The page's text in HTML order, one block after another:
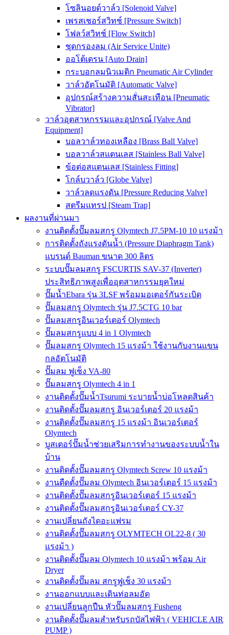
โซลินอยด์วาล์ว [Solenoid Valve]
เพรสเชอร์สวิทช์ [Pressure Switch]
โฟลว์สวิทช์ [Flow Switch]
ชุดกรองลม (Air Service Unite)
ออโต้เดรน [Auto Drain]
กระบอกลมนิวเมติก Pneumatic Air Cylinder
วาล์วอัตโนมัติ [Automatic Valve]
อุปกรณ์สร้างความสั่นสะเทือน [Pneumatic
Vibrator]
วาล์วอุตสาหกรรมและอุปกรณ์ [Valve And
Equipment]
บอลวาล์วทองเหลือง [Brass Ball Valve]
บอลวาล์วสแตนเลส [Stainless Ball Valve]
ข้อต่อสแตนเลส [Stainless Fitting]
โกล์บวาล์ว [Globe Valve]
วาล์วลดแรงดัน [Pressure Reducing Valve]
สตรีมแทรป [Steam Trap]
ผลงานที่ผ่านมา
งานติดตั้งปั๊มลมสกรู Olymtech J7.5PM-10 10 แรงม้า
การติดตั้งถังแรงดันน้ำ (Pressure Diaphragm Tank)
แบรนด์ Bauman ขนาด 300 ลิตร
ระบบปั๊มลมสกรู FSCURTIS SAV-37 (Inverter)
ประสิทธิภาพสูงเพื่ออุตสาหกรรมยุคใหม่
ปั๊มน้ำEbara รุ่น 3LSF พร้อมมอเตอร์กันระเบิด
ปั๊มลมสกรู Olymtech รุ่น J7.5CTG 10 bar
ปั๊มลมสกรูอินเวอร์เตอร์ Olymtech
ปั๊มลมสกรูแบบ 4 in 1 Olymtech
ปั๊มลมสกรู Olymtech 15 แรงม้า ใช้งานกับงานแขน
กลอัตโนมัติ
ปั๊มลม ฟูเช็ง VA-80
ปั๊มลมสกรู Olymtech 4 in 1
งานติดตั้งปั๊มน้ำTsurumi ระบายน้ำบ่อโหลดสินค้า
งานติดตั้งปั๊มลมสกรู อินเวอร์เตอร์ 20 แรงม้า
งานติดตั้งปั๊มลมสกรู 15 แรงม้า อินเวอร์เตอร์
Olymtech
บูสเตอร์ปั๊มน้ำช่วยเสริมการทำงานของระบบน้ำใน
บ้าน
งานติดตั้งปั๊มลมสกรู Olymtech Screw 10 แรงม้า
งานตืดตั้งปั๊มลม Olymtech อินเวอร์เตอร์ 15 แรงม้า
งานติดตั้งปั๊มลมสกรูอินเวอร์เตอร์ 15 แรงม้า
งานติดตั้งปั๊มลมสกรูอินเวอร์เตอร์ CY-37
งานเปลี่ยนถังไดอะแฟรม
งานติดตั้งปั๊มลมสกรู OLYMTECH OL22-8 ( 30
แรงม้า )
งานติดตั้งปั๊มลม Olymtech 10 แรงม้า พร้อม Air
Dryer
งานติดตั้งปั๊มลม สกรูฟูเช็ง 30 แรงม้า
งานออกแบบและเดินท่อลมอัด
งานเปลี่ยนลูกปืน หัวปั๊มลมสกรู Fusheng
งานติดตั้งปั๊มลมสำหรับรถบัสไฟฟ้า ( VEHICLE AIR
PUMP )